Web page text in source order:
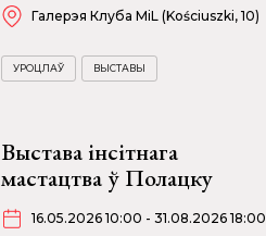
Галерэя Клуба MiL (Kościuszki, 10)
УРОЦЛАЎ ВЫСТАВЫ
Выстава інсітнага
мастацтва ў Полацку
16.05.2026 10:00 - 31.08.2026 18:00